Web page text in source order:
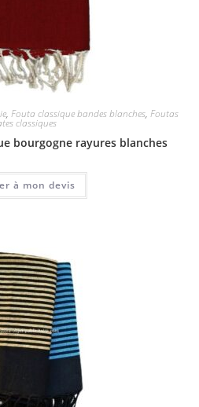
, Fouta classique bandes blanches, Foutas
classiques
bourgogne rayures blanches
à mon devis